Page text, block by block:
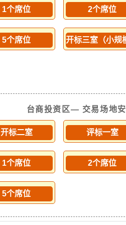
1个席位 2个席位
5个席位 开标三室（小规
台商投资区— 交易场地
开标二室 评标一室
1个席位 2个席位
5个席位